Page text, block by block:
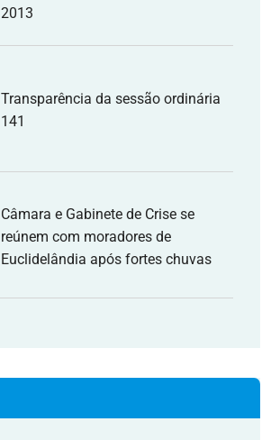
2013
Transparência da sessão ordinária
141
Câmara e Gabinete de Crise se
reúnem com moradores de
Euclidelândia após fortes chuvas